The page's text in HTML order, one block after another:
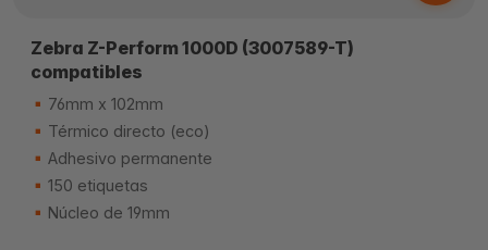
Zebra Z-Perform 1000D (3007589-T)
compatibles
76mm x 102mm
Térmico directo (eco)
Adhesivo permanente
150 etiquetas
Núcleo de 19mm